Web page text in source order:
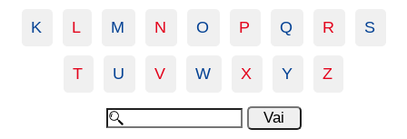
K L M N O P Q R S
T U V W X Y Z